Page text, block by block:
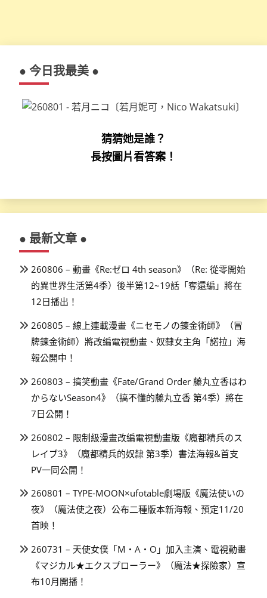
● 今日我最美 ●
猜猜她是誰？
長按圖片看答案！
● 最新文章 ●
260806 – 動畫《Re:ゼロ 4th season》（Re: 從零開始
的異世界生活第4季）後半第12~19話「奪還編」將在
12日播出！
260805 – 線上連載漫畫《ニセモノの錬金術師》（冒
牌鍊金術師）將改編電視動畫、奴隸女主角「諾拉」海
報公開中！
260803 – 搞笑動畫《Fate/Grand Order 藤丸立香はわ
からないSeason4》（搞不懂的藤丸立香 第4季）將在
7日公開！
260802 – 限制級漫畫改編電視動畫版《魔都精兵のス
レイブ3》（魔都精兵的奴隸 第3季）書法海報&首支
PV一同公開！
260801 – TYPE-MOON×ufotable劇場版《魔法使いの
夜》（魔法使之夜）公布二種版本新海報、預定11/20
首映！
260731 – 天使女僕「M・A・O」加入主演、電視動畫
《マジカル★エクスプローラー》（魔法★探險家）宣
布10月開播！